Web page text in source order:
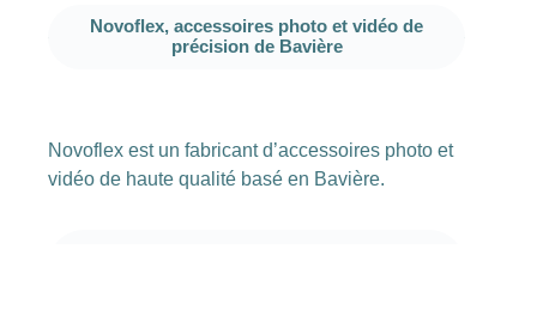
Novoflex, accessoires photo et vidéo de
précision de Bavière
Novoflex est un fabricant d’accessoires photo et
vidéo de haute qualité basé en Bavière.